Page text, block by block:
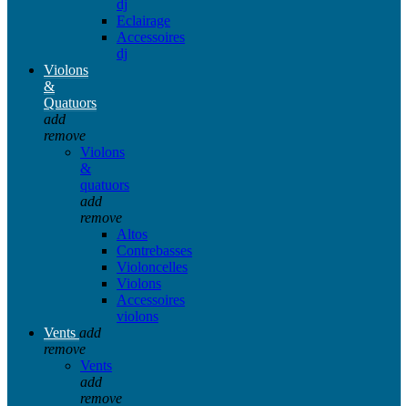
dj
Eclairage
Accessoires
dj
Violons
&
Quatuors
add
remove
Violons
&
quatuors
add
remove
Altos
Contrebasses
Violoncelles
Violons
Accessoires
violons
Vents add
remove
Vents
add
remove